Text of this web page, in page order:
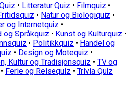
• Litteratur Quiz • Filmquiz •
• Natur og Biologiquiz •
og Internetquiz •
og Språkquiz • Kunst og Kulturquiz •
• Politikkquiz • Handel og
• Design og Motequiz •
Kultur og Tradisjonsquiz • TV og
• Ferie og Reisequiz • Trivia Quiz